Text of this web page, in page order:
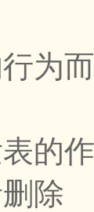
为
的
除